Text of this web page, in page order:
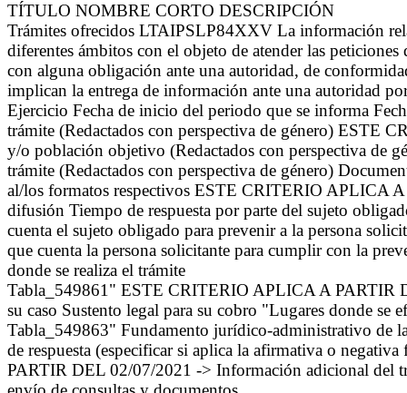
TÍTULO NOMBRE CORTO DESCRIPCIÓN
Trámites ofrecidos LTAIPSLP84XXV La información
diferentes ámbitos con el objeto de atender las
con alguna obligación ante una autoridad, de
implican la entrega de información ante una autoridad
Ejercicio Fecha de inicio del periodo que se informa
trámite (Redactados con perspectiva de género)
y/o población objetivo (Redactados con perspectiva de
trámite (Redactados con perspectiva de género)
al/los formatos respectivos ESTE CRITERIO APLICA
difusión Tiempo de respuesta por parte del sujeto
cuenta el sujeto obligado para prevenir a la persona
que cuenta la persona solicitante para cumplir con la
donde se realiza el trámite
Tabla_549861" ESTE CRITERIO APLICA A PARTIR
su caso Sustento legal para su cobro "Lugares donde se
Tabla_549863" Fundamento jurídico-administrativo de
de respuesta (especificar si aplica la afirmativa o
PARTIR DEL 02/07/2021 -> Información adicional del